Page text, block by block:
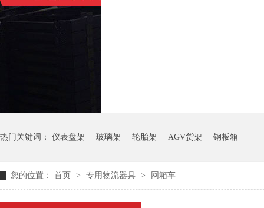
声器料架
KD包装箱
料件存放料架
金属零件盒
卫浴行业
热门关键词： 仪表盘架 玻璃架 轮胎架 AGV货架 钢板箱
您的位置： 首页 > 专用物流器具 > 网箱车